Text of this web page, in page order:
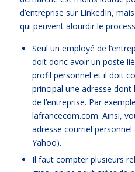
d’entreprise sur LinkedIn,
qui peuvent alourdir le
Seul un employé de
doit donc avoir un poste
profil personnel et il doit
principal une adresse
de l’entreprise. Par
lafrancecom.com. Ainsi,
adresse courriel
Yahoo).
Il faut compter plusieurs